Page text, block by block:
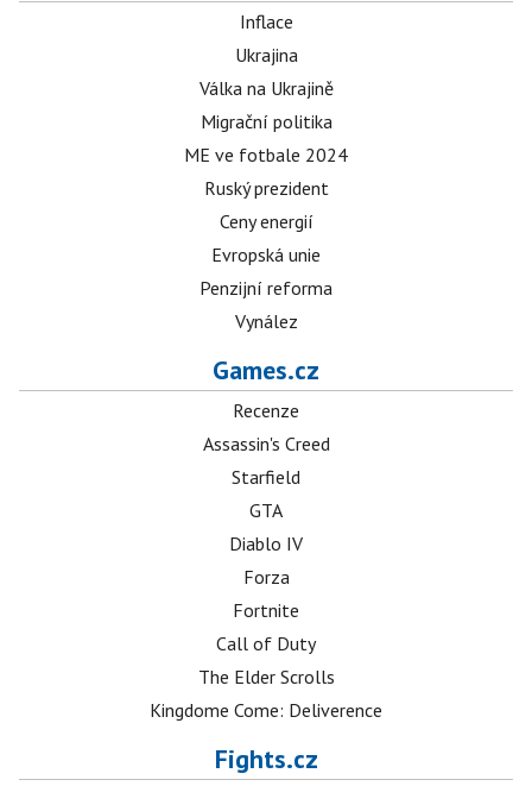
Inflace
Ukrajina
Válka na Ukrajině
Migrační politika
ME ve fotbale 2024
Ruský prezident
Ceny energií
Evropská unie
Penzijní reforma
Vynález
Games.cz
Recenze
Assassin's Creed
Starfield
GTA
Diablo IV
Forza
Fortnite
Call of Duty
The Elder Scrolls
Kingdome Come: Deliverence
Fights.cz